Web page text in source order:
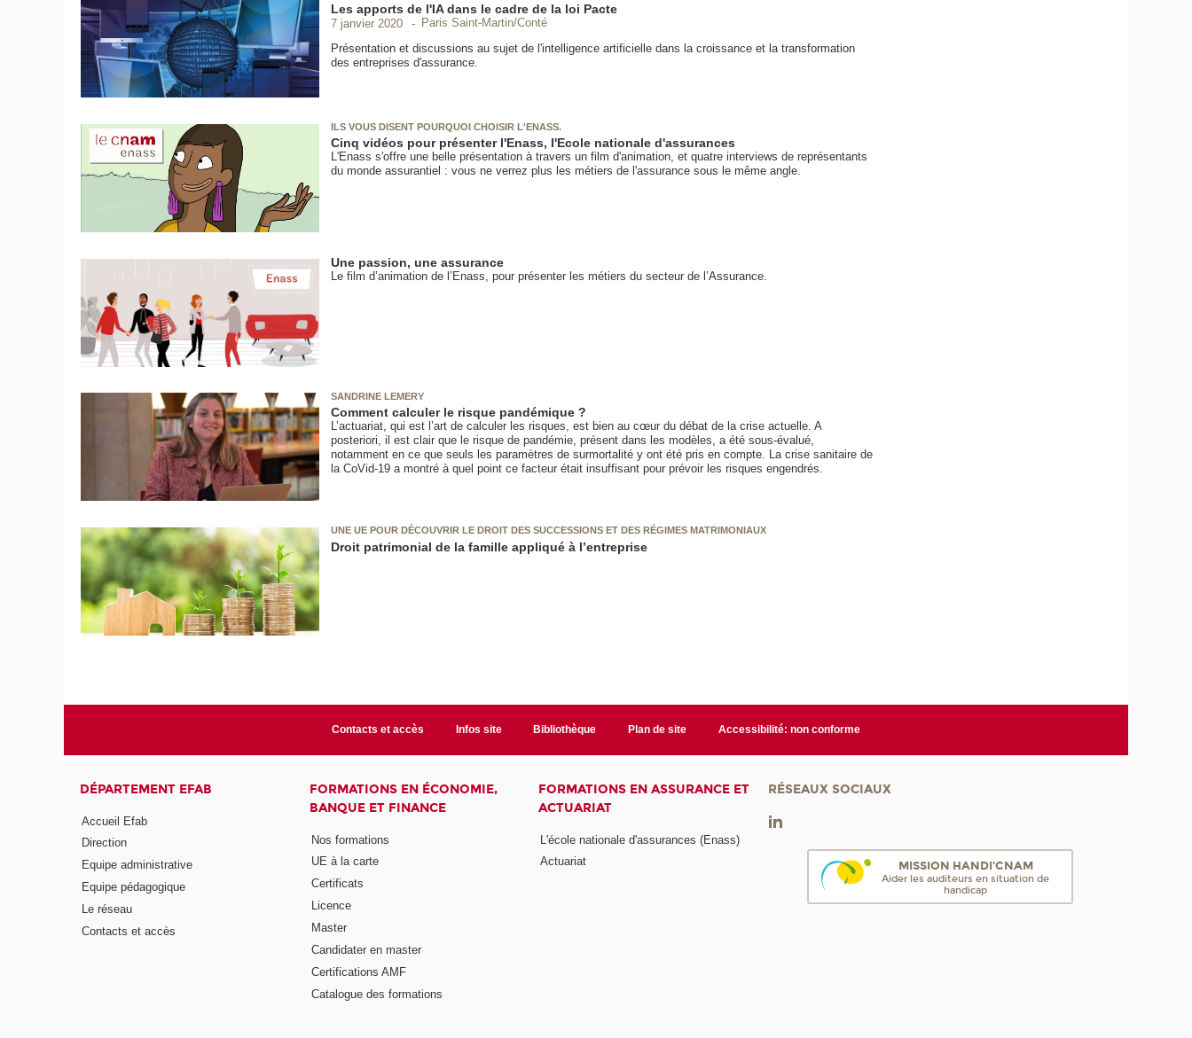
Les apports de l'IA dans le cadre de la loi Pacte
7 janvier 2020
Paris Saint-Martin/Conté
Présentation et discussions au sujet de l'intelligence artificielle dans la croissance et la transformation
des entreprises d'assurance.
ILS VOUS DISENT POURQUOI CHOISIR L'ENASS.
Cinq vidéos pour présenter l'Enass, l'Ecole nationale d'assurances
L'Enass s'offre une belle présentation à travers un film d'animation, et quatre interviews de représentants
du monde assurantiel : vous ne verrez plus les métiers de l'assurance sous le même angle.
Une passion, une assurance
Le film d’animation de l’Enass, pour présenter les métiers du secteur de l’Assurance.
SANDRINE LEMERY
Comment calculer le risque pandémique ?
L’actuariat, qui est l’art de calculer les risques, est bien au cœur du débat de la crise actuelle. A
posteriori, il est clair que le risque de pandémie, présent dans les modèles, a été sous-évalué,
notamment en ce que seuls les paramètres de surmortalité y ont été pris en compte. La crise sanitaire de
la CoVid-19 a montré à quel point ce facteur était insuffisant pour prévoir les risques engendrés.
UNE UE POUR DÉCOUVRIR LE DROIT DES SUCCESSIONS ET DES RÉGIMES MATRIMONIAUX
Droit patrimonial de la famille appliqué à l’entreprise
Contacts et accès Infos site Bibliothèque Plan de site Accessibilité: non conforme
DÉPARTEMENT EFAB
Accueil Efab
Direction
Equipe administrative
Equipe pédagogique
Le réseau
Contacts et accès
FORMATIONS EN ÉCONOMIE,
BANQUE ET FINANCE
Nos formations
UE à la carte
Certificats
Licence
Master
Candidater en master
Certifications AMF
Catalogue des formations
FORMATIONS EN ASSURANCE ET
ACTUARIAT
L'école nationale d'assurances (Enass)
Actuariat
RÉSEAUX SOCIAUX
MISSION HANDI'CNAM
Aider les auditeurs en situation de
handicap